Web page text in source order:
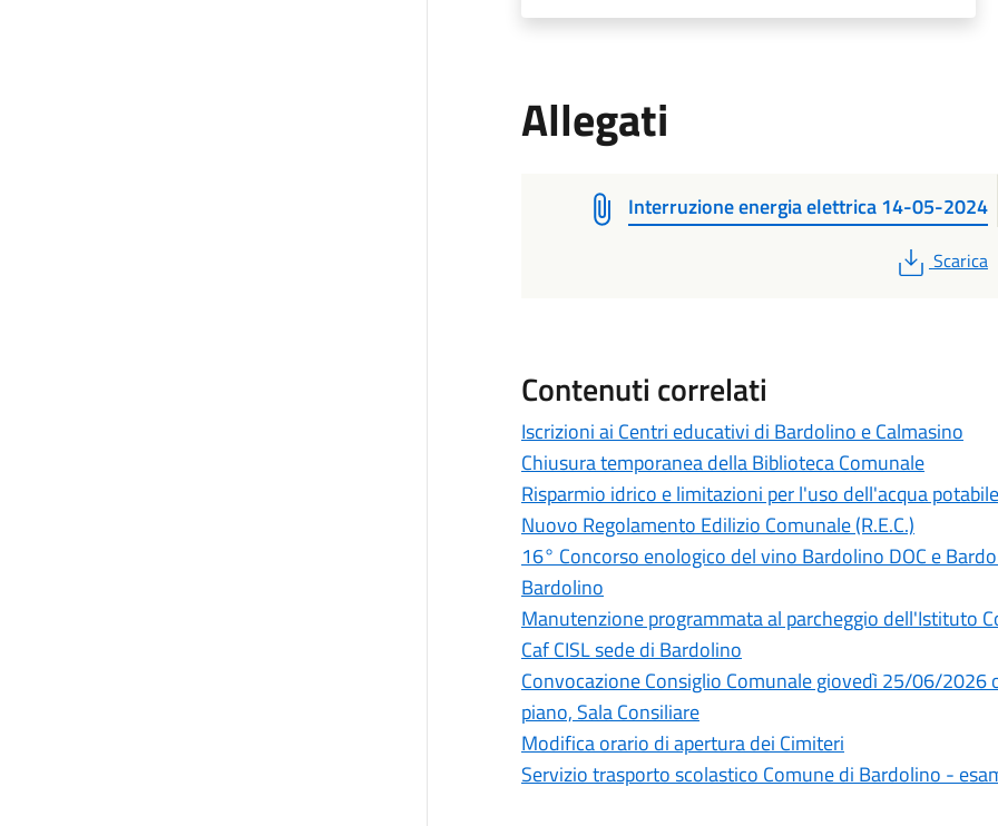
Allegati
Interruzione energia elettrica 14-05-2024
PDF
Scarica
Contenuti correlati
Iscrizioni ai Centri educativi di Bardolino e Calmasino
Chiusura temporanea della Biblioteca Comunale
Risparmio idrico e limitazioni per l'uso dell'acqua
Nuovo Regolamento Edilizio Comunale (R.E.C.)
16° Concorso enologico del vino Bardolino DOC e
Bardolino
Manutenzione programmata al parcheggio dell'Istituto
Caf CISL sede di Bardolino
Convocazione Consiglio Comunale giovedì 25/06/2026
piano, Sala Consiliare
Modifica orario di apertura dei Cimiteri
Servizio trasporto scolastico Comune di Bardolino -